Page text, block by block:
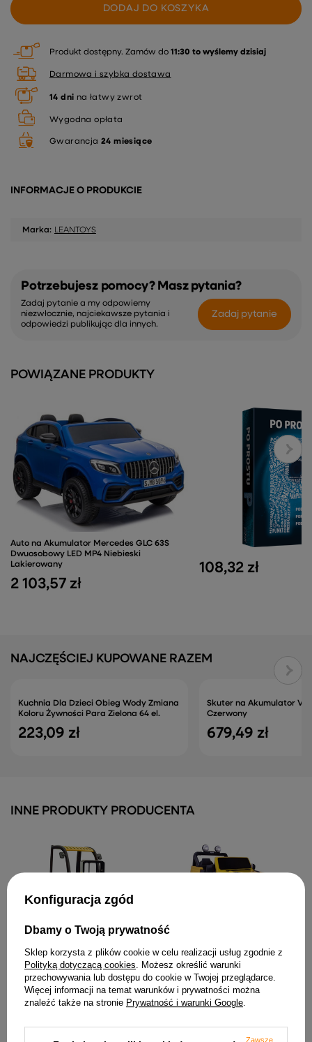
DODAJ DO KOSZYKA
Produkt dostępny Zamów do 11:30 to wyślemy dzisiaj
Darmowa i szybka dostawa
14 dni na łatwy zwrot
Wygodna opłata
Gwarancja 24 miesiące
INFORMACJE O PRODUKCIE
Marka: LEANTOYS
Potrzebujesz pomocy? Masz pytania?
Zadaj pytanie a my odpowiemy
niezwłocznie, najciekawsze pytania i
odpowiedzi publikując dla innych.
Zadaj pytanie
POWIĄZANE PRODUKTY
Auto na Akumulator Mercedes GLC 63S
Dwuosobowy LED MP4 Niebieski
Lakierowany
2 103,57 zł
108,32 zł
NAJCZĘŚCIEJ KUPOWANE RAZEM
Kuchnia Dla Dzieci Obieg Wody Zmiana
Koloru Żywności Para Zielona 64 el.
223,09 zł
Skuter na Akumulator
Czerwony
679,49 zł
INNE PRODUKTY PRODUCENTA
Wózek Widłowy Na
Akumulator XMX638 Żółty
1 388,79 zł
938 Żółty Lakierowany 4x4
1 006,01 zł
Konfiguracja zgód
Dbamy o Twoją prywatność
Sklep korzysta z plików cookie w celu realizacji usług zgodnie z
Polityką dotyczącą cookies . Możesz określić warunki
przechowywania lub dostępu do cookie w Twojej przeglądarce.
Więcej informacji na temat warunków i prywatności można
znaleźć także na stronie Prywatność i warunki Google
Zawsze